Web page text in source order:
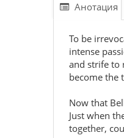
Анотация
To be
intense
and strife to
become the
Now that
Just when
together,